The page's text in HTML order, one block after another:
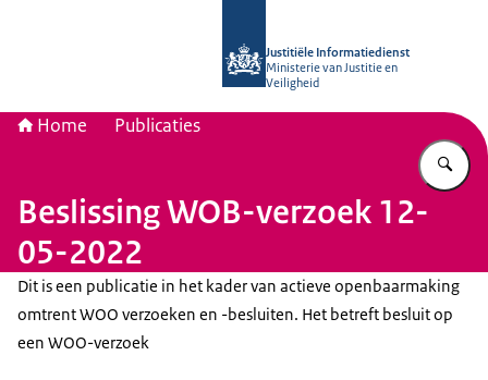
Justitiële Informatiedienst
Ministerie van Justitie en
Veiligheid
Home Publicaties
Beslissing WOB-verzoek 12-
05-2022
Dit is een publicatie in het kader van actieve openbaarmaking
omtrent WOO verzoeken en -besluiten. Het betreft besluit op
een WOO-verzoek